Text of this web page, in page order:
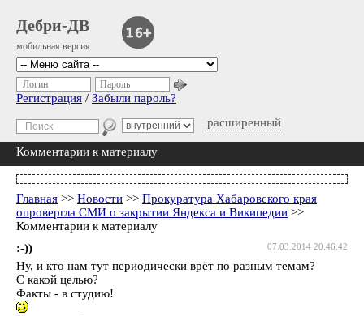
Дебри-ДВ
мобильная версия
расширенный
Логин Пароль
Регистрация / Забыли пароль?
Комментарии к материалу
Главная >> Новости >> Прокуратура Хабаровского края
опровергла СМИ о закрытии Яндекса и Википедии >>
Комментарии к материалу
07.03.2014 20:46:42
:-))
Ну, и кто нам тут периодически врёт по разным темам?
С какой целью?
Факты - в студию!